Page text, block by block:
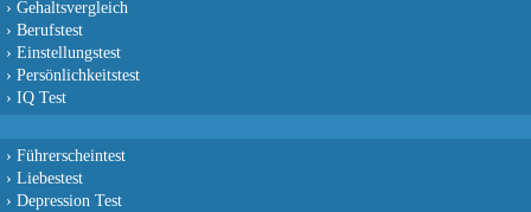
› Gehaltsvergleich
› Berufstest
› Einstellungstest
› Persönlichkeitstest
› IQ Test
› Führerscheintest
› Liebestest
› Depression Test